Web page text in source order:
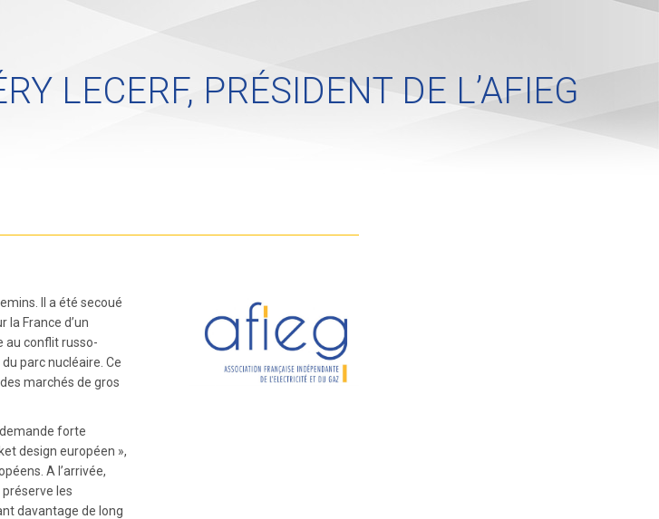
LECERF, PRÉSIDENT DE L’AFIEG
Il a été secoué
la France d’un
au conflit russo-
parc nucléaire. Ce
marchés de gros
forte
design européen »,
A l’arrivée,
préserve les
davantage de long